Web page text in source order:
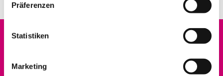
Präferenzen
Statistiken
MarketingDatenschutz